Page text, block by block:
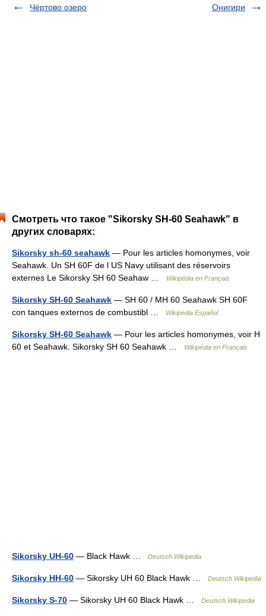
Чёртово озеро Онигири
Смотреть что такое "Sikorsky SH-60 Seahawk" в
других словарях:
Sikorsky sh-60 seahawk — Pour les articles homonymes, voir
Seahawk. Un SH 60F de l US Navy utilisant des réservoirs
externes Le Sikorsky SH 60 Seahaw …
Wikipédia en Français
Sikorsky SH-60 Seahawk — SH 60 / MH 60 Seahawk SH 60F
con tanques externos de combustibl …
Wikipedia Español
Sikorsky SH-60 Seahawk — Pour les articles homonymes, voir H
60 et Seahawk. Sikorsky SH 60 Seahawk …
Wikipédia en Français
Sikorsky UH-60 — Black Hawk … Deutsch Wikipedia
Sikorsky HH-60 — Sikorsky UH 60 Black Hawk … Deutsch Wikipedia
Sikorsky S-70 — Sikorsky UH 60 Black Hawk … Deutsch Wikipedia